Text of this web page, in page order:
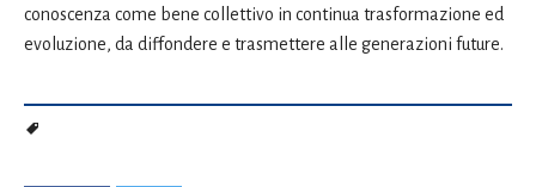
conoscenza come bene collettivo in continua trasformazione ed
evoluzione, da diffondere e trasmettere alle generazioni future.